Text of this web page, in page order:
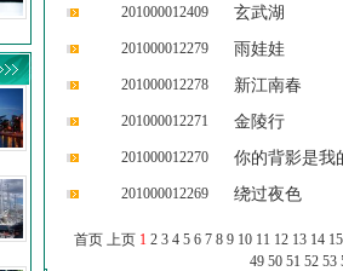
201000012409 玄武湖
201000012279 雨娃娃
201000012278 新江南春
201000012271 金陵行
201000012270 你的背影是我
201000012269 绕过夜色
首页 上页 1 2 3 4 5 6 7 8 9 10 11 12 13 14 15
49 50 51 52 53